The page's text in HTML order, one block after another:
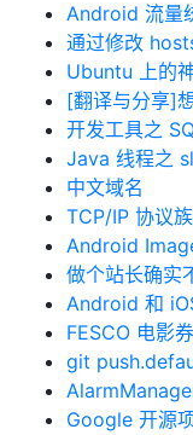
Android 流量
通过修改
Ubuntu 上的
[翻译与分享]
开发工具之
Java 线程之
中文域名
TCP/IP 协议
Android
做个站长确实
Android 和
FESCO 电影
git
Google 开源